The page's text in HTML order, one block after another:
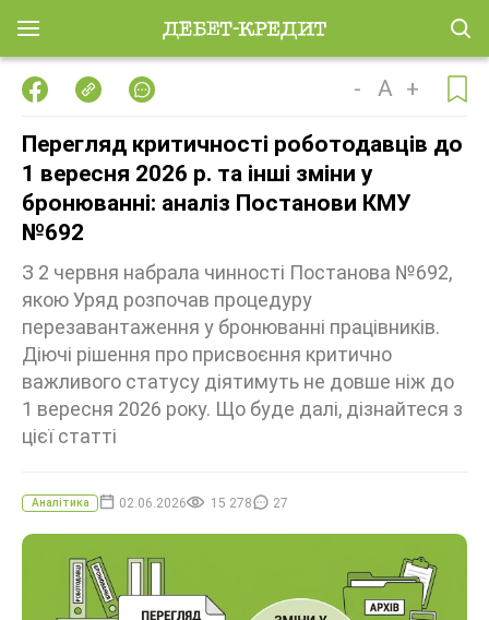
- A +
Перегляд критичності роботодавців до
1 вересня 2026 р. та інші зміни у
бронюванні: аналіз Постанови КМУ
№692
З 2 червня набрала чинності Постанова №692,
якою Уряд розпочав процедуру
перезавантаження у бронюванні працівників.
Діючі рішення про присвоєння критично
важливого статусу діятимуть не довше ніж до
1 вересня 2026 року. Що буде далі, дізнайтеся з
цієї статті
Аналітика 02.06.2026 15 278 27